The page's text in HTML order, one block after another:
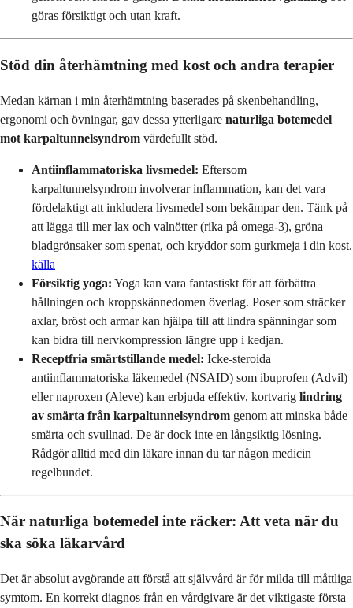
göras försiktigt och utan kraft.
Stöd din återhämtning med kost och andra terapier
Medan kärnan i min återhämtning baserades på skenbehandling,
ergonomi och övningar, gav dessa ytterligare naturliga botemedel
mot karpaltunnelsyndrom värdefullt stöd.
Antiinflammatoriska livsmedel: Eftersom
karpaltunnelsyndrom involverar inflammation, kan det vara
fördelaktigt att inkludera livsmedel som bekämpar den. Tänk på
att lägga till mer lax och valnötter (rika på omega-3), gröna
bladgrönsaker som spenat, och kryddor som gurkmeja i din kost.
källa
Försiktig yoga: Yoga kan vara fantastiskt för att förbättra
hållningen och kroppskännedomen överlag. Poser som sträcker
axlar, bröst och armar kan hjälpa till att lindra spänningar som
kan bidra till nervkompression längre upp i kedjan.
Receptfria smärtstillande medel: Icke-steroida
antiinflammatoriska läkemedel (NSAID) som ibuprofen (Advil)
eller naproxen (Aleve) kan erbjuda effektiv, kortvarig lindring
av smärta från karpaltunnelsyndrom genom att minska både
smärta och svullnad. De är dock inte en långsiktig lösning.
Rådgör alltid med din läkare innan du tar någon medicin
regelbundet.
När naturliga botemedel inte räcker: Att veta när du
ska söka läkarvård
Det är absolut avgörande att förstå att självvård är för milda till måttliga
symtom. En korrekt diagnos från en vårdgivare är det viktigaste första